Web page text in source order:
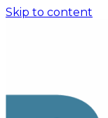
Skip to content